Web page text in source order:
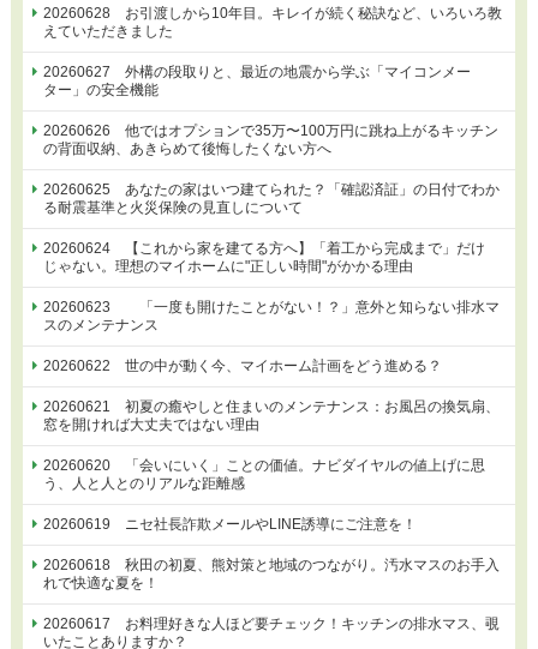
20260628 お引渡しから10年目。キレイが続く秘訣など、いろいろ教
えていただきました
20260627 外構の段取りと、最近の地震から学ぶ「マイコンメー
ター」の安全機能
20260626 他ではオプションで35万〜100万円に跳ね上がるキッチン
の背面収納、あきらめて後悔したくない方へ
20260625 あなたの家はいつ建てられた？「確認済証」の日付でわか
る耐震基準と火災保険の見直しについて
20260624 【これから家を建てる方へ】「着工から完成まで」だけ
じゃない。理想のマイホームに"正しい時間"がかかる理由
20260623 「一度も開けたことがない！？」意外と知らない排水マ
スのメンテナンス
20260622 世の中が動く今、マイホーム計画をどう進める？
20260621 初夏の癒やしと住まいのメンテナンス：お風呂の換気扇、
窓を開ければ大丈夫ではない理由
20260620 「会いにいく」ことの価値。ナビダイヤルの値上げに思
う、人と人とのリアルな距離感
20260619 ニセ社長詐欺メールやLINE誘導にご注意を！
20260618 秋田の初夏、熊対策と地域のつながり。汚水マスのお手入
れで快適な夏を！
20260617 お料理好きな人ほど要チェック！キッチンの排水マス、覗
いたことありますか？